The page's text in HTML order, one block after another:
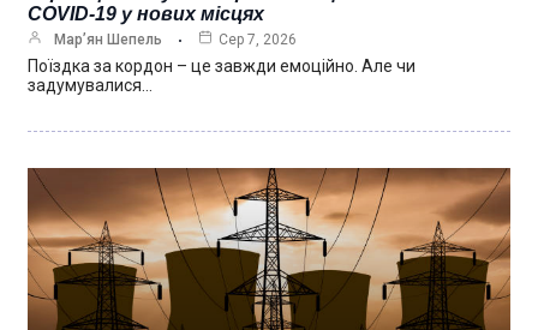
COVID-19 у нових місцях
Мар’ян Шепель Сер 7, 2026
Поїздка за кордон – це завжди емоційно. Але чи
задумувалися…